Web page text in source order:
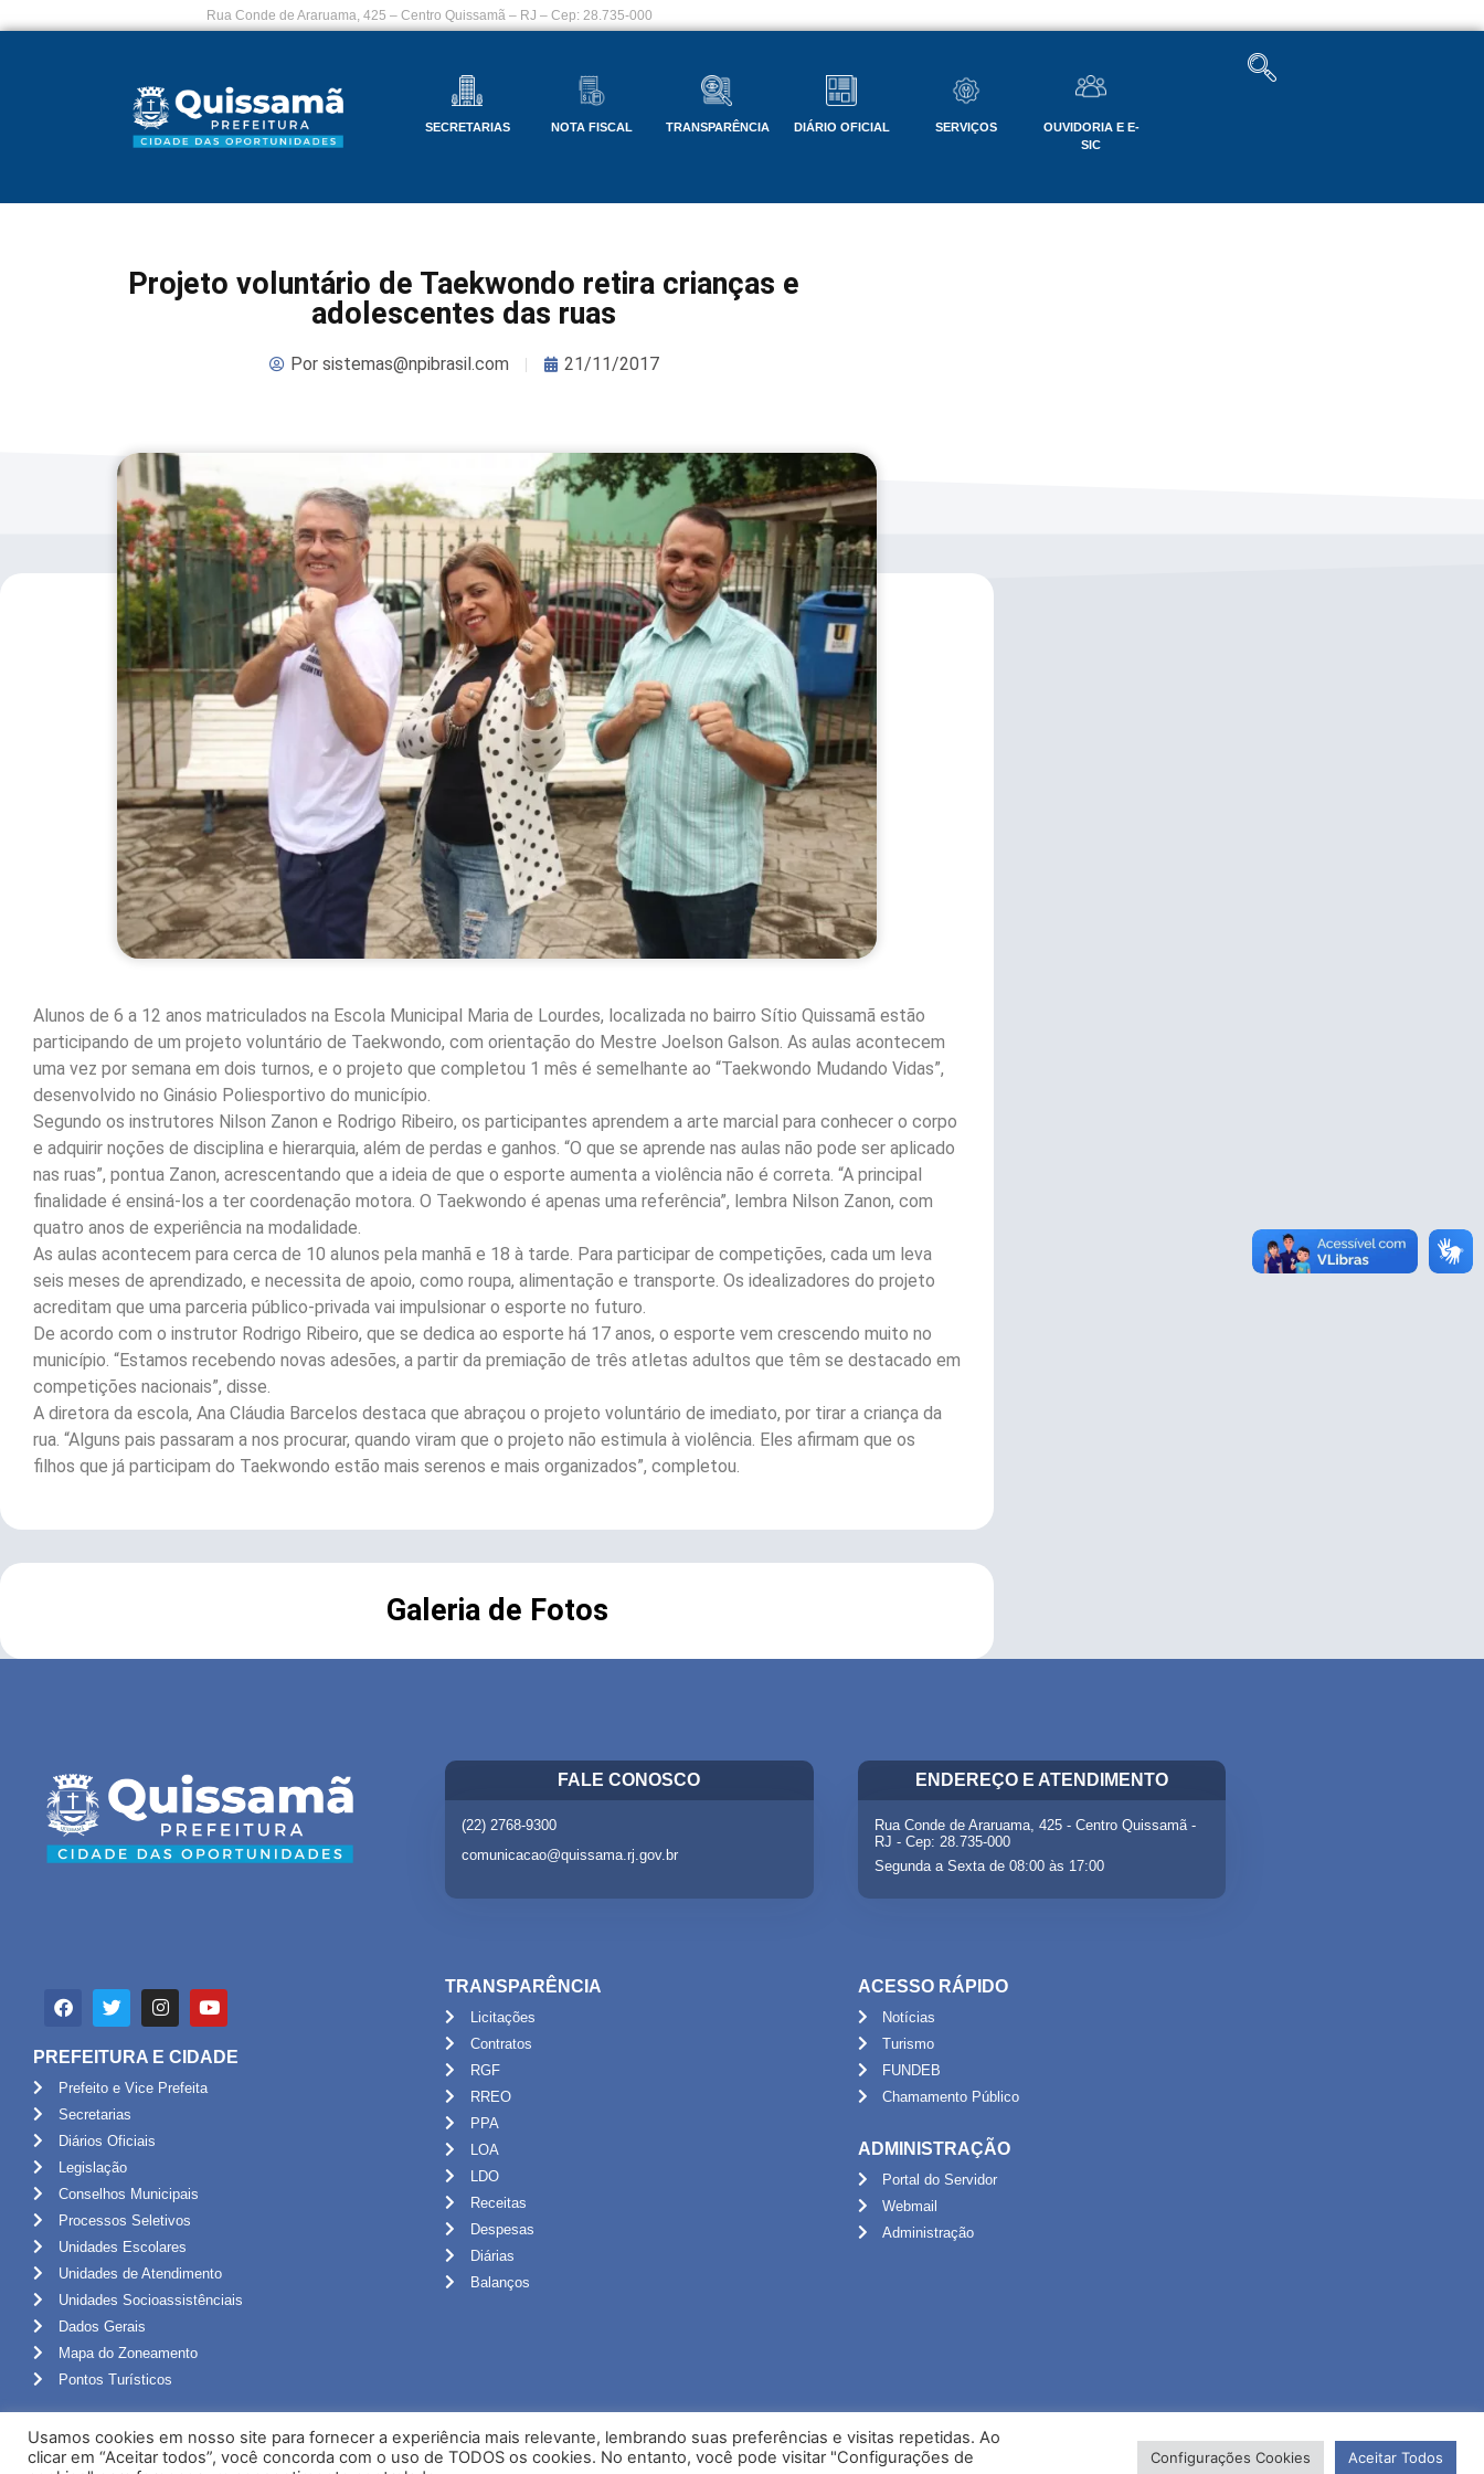
Rua Conde de Araruama, 425 – Centro Quissamã – RJ – Cep: 28.735-000
SECRETARIAS NOTA FISCAL TRANSPARÊNCIA DIÁRIO OFICIAL SERVIÇOS
OUVIDORIA E E-
SIC
Projeto voluntário de Taekwondo retira crianças e
adolescentes das ruas
Porsistemas@npibrasil.com 21/11/2017
Alunos de 6 a 12 anos matriculados na Escola Municipal Maria de Lourdes, localizada no bairro Sítio Quissamã estão
participando de um projeto voluntário de Taekwondo, com orientação do Mestre Joelson Galson. As aulas acontecem
uma vez por semana em dois turnos, e o projeto que completou 1 mês é semelhante ao “Taekwondo Mudando Vidas”,
desenvolvido no Ginásio Poliesportivo do município.
Segundo os instrutores Nilson Zanon e Rodrigo Ribeiro, os participantes aprendem a arte marcial para conhecer o corpo
e adquirir noções de disciplina e hierarquia, além de perdas e ganhos. “O que se aprende nas aulas não pode ser aplicado
nas ruas”, pontua Zanon, acrescentando que a ideia de que o esporte aumenta a violência não é correta. “A principal
finalidade é ensiná-los a ter coordenação motora. O Taekwondo é apenas uma referência”, lembra Nilson Zanon, com
quatro anos de experiência na modalidade.
As aulas acontecem para cerca de 10 alunos pela manhã e 18 à tarde. Para participar de competições, cada um leva
seis meses de aprendizado, e necessita de apoio, como roupa, alimentação e transporte. Os idealizadores do projeto
acreditam que uma parceria público-privada vai impulsionar o esporte no futuro.
De acordo com o instrutor Rodrigo Ribeiro, que se dedica ao esporte há 17 anos, o esporte vem crescendo muito no
município. “Estamos recebendo novas adesões, a partir da premiação de três atletas adultos que têm se destacado em
competições nacionais”, disse.
A diretora da escola, Ana Cláudia Barcelos destaca que abraçou o projeto voluntário de imediato, por tirar a criança da
rua. “Alguns pais passaram a nos procurar, quando viram que o projeto não estimula à violência. Eles afirmam que os
filhos que já participam do Taekwondo estão mais serenos e mais organizados”, completou.
Galeria de Fotos
FALE CONOSCO
(22) 2768-9300
comunicacao@quissama.rj.gov.br
ENDEREÇO E ATENDIMENTO
Rua Conde de Araruama, 425 - Centro Quissamã -
RJ - Cep: 28.735-000
Segunda a Sexta de 08:00 às 17:00
PREFEITURA E CIDADE
Prefeito e Vice Prefeita
Secretarias
Diários Oficiais
Legislação
Conselhos Municipais
Processos Seletivos
Unidades Escolares
Unidades de Atendimento
Unidades Socioassistênciais
Dados Gerais
Mapa do Zoneamento
Pontos Turísticos
TRANSPARÊNCIA
Licitações
Contratos
RGF
RREO
PPA
LOA
LDO
Receitas
Despesas
Diárias
Balanços
ACESSO RÁPIDO
Notícias
Turismo
FUNDEB
Chamamento Público
ADMINISTRAÇÃO
Portal do Servidor
Webmail
Administração
Usamos cookies em nosso site para fornecer a experiência mais relevante, lembrando suas preferências e visitas repetidas. Ao
clicar em “Aceitar todos”, você concorda com o uso de TODOS os cookies. No entanto, você pode visitar "Configurações de
Configurações Cookies Aceitar Todos